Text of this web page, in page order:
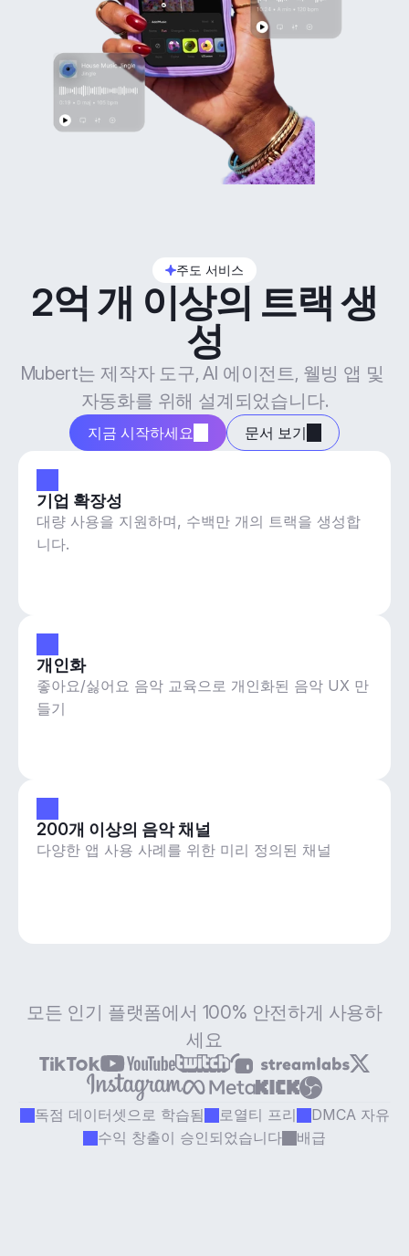
주도 서비스
2억 개 이상의 트랙 생
성
Mubert는 제작자 도구, AI 에이전트, 웰빙 앱 및
자동화를 위해 설계되었습니다.
지금 시작하세요 문서 보기
기업 확장성
대량 사용을 지원하며, 수백만 개의 트랙을 생성합
니다.
개인화
좋아요/싫어요 음악 교육으로 개인화된 음악 UX 만
들기
200개 이상의 음악 채널
다양한 앱 사용 사례를 위한 미리 정의된 채널
모든 인기 플랫폼에서 100% 안전하게 사용하
세요
독점 데이터셋으로 학습됨 로열티 프리
DMCA 자유
수익 창출이 승인되었습니다
배급